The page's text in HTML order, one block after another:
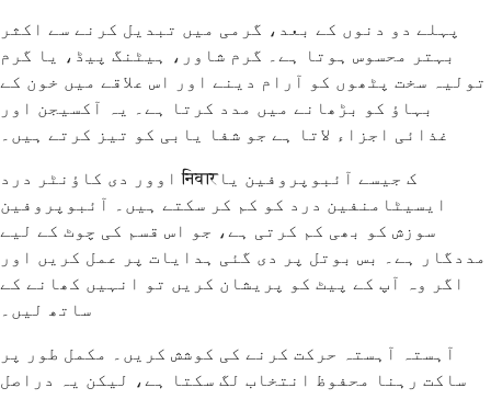
پہلے دو دنوں کے بعد، گرمی میں تبدیل کرنے سے اکثر
بہتر محسوس ہوتا ہے۔ گرم شاور، ہیٹنگ پیڈ، یا گرم
تولیہ سخت پٹھوں کو آرام دینے اور اس علاقے میں خون کے
بہاؤ کو بڑھانے میں مدد کرتا ہے۔ یہ آکسیجن اور
غذائی اجزاء لاتا ہے جو شفا یابی کو تیز کرتے ہیں۔
اوور دی کاؤنٹر درد निवारک جیسے آئبوپروفین یا
ایسیٹامنفین درد کو کم کر سکتے ہیں۔ آئبوپروفین
سوزش کو بھی کم کرتی ہے، جو اس قسم کی چوٹ کے لیے
مددگار ہے۔ بس بوتل پر دی گئی ہدایات پر عمل کریں اور
اگر وہ آپ کے پیٹ کو پریشان کریں تو انہیں کھانے کے
ساتھ لیں۔
آہستہ آہستہ حرکت کرنے کی کوشش کریں۔ مکمل طور پر
ساکت رہنا محفوظ انتخاب لگ سکتا ہے، لیکن یہ دراصل